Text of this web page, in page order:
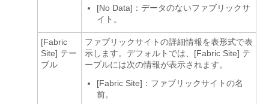
[No Data]：データのないファブリックサ
イト。
[Fabric
Site] テー
ブル
ファブリックサイトの詳細情報を表形式で表
示します。デフォルトでは、[Fabric Site] テ
ーブルには次の情報が表示されます。
[Fabric Site]：ファブリックサイトの名
前。